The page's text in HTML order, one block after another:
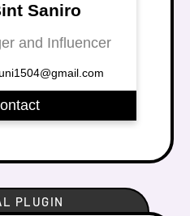
Saniro
and Influencer
PLUGIN